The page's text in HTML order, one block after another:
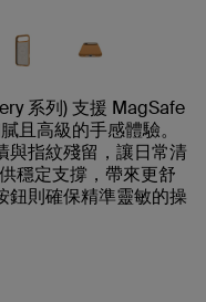
系列) 支援 MagSafe
且高級的手感體驗。
與指紋殘留，讓日常清
穩定支撐，帶來更舒
鈕則確保精準靈敏的操